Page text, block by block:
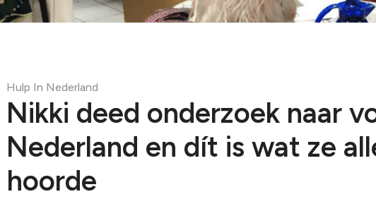
Bekijk alles
Hulp In Nederland
Nikki deed onderzoek naar
Nederland en dít is wat ze
hoorde